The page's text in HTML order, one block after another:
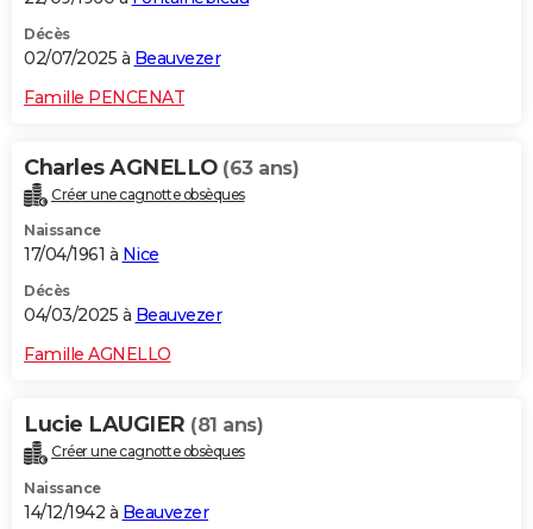
Décès
02/07/2025 à Beauvezer
Famille PENCENAT
Charles AGNELLO (63 ans)
Créer une cagnotte obsèques
Naissance
17/04/1961 à Nice
Décès
04/03/2025 à Beauvezer
Famille AGNELLO
Lucie LAUGIER (81 ans)
Créer une cagnotte obsèques
Naissance
14/12/1942 à Beauvezer